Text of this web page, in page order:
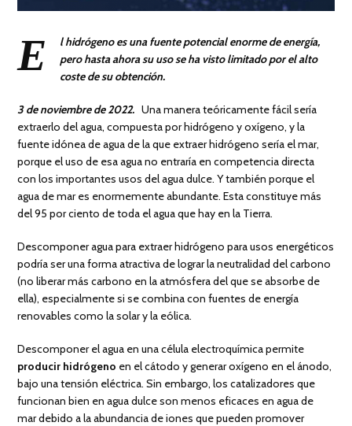
E
l hidrógeno es una fuente potencial enorme de energía,
pero hasta ahora su uso se ha visto limitado por el alto
coste de su obtención.
3 de noviembre de 2022. Una manera teóricamente fácil sería
extraerlo del agua, compuesta por hidrógeno y oxígeno, y la
fuente idónea de agua de la que extraer hidrógeno sería el mar,
porque el uso de esa agua no entraría en competencia directa
con los importantes usos del agua dulce. Y también porque el
agua de mar es enormemente abundante. Esta constituye más
del 95 por ciento de toda el agua que hay en la Tierra.
Descomponer agua para extraer hidrógeno para usos energéticos
podría ser una forma atractiva de lograr la neutralidad del carbono
(no liberar más carbono en la atmósfera del que se absorbe de
ella), especialmente si se combina con fuentes de energía
renovables como la solar y la eólica.
Descomponer el agua en una célula electroquímica permite
producir hidrógeno en el cátodo y generar oxígeno en el ánodo,
bajo una tensión eléctrica. Sin embargo, los catalizadores que
funcionan bien en agua dulce son menos eficaces en agua de
mar debido a la abundancia de iones que pueden promover